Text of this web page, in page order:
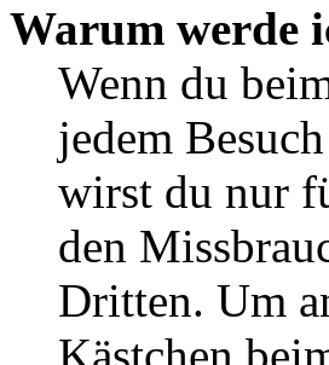
Warum werde
Wenn du
jedem
wirst du nur
den
Dritten. Um
Kästchen